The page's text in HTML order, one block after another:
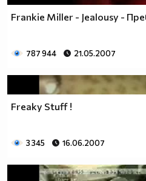
Frankie Miller - Jealousy -
787 944 21.05.2007
Freaky Stuff !
3 345 16.06.2007